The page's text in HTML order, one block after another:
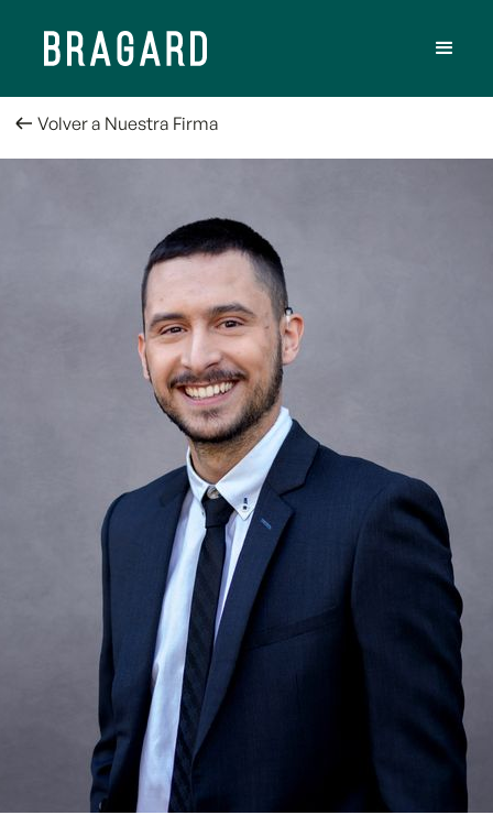
Volver a Nuestra Firma